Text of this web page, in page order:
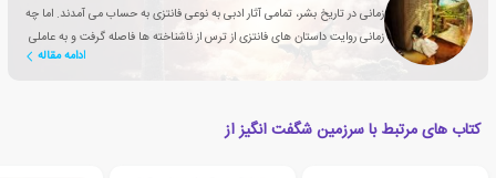
زمانی در تاریخ بشر، تمامی آثار ادبی به نوعی فانتزی به حساب می آمدند. اما چه
زمانی روایت داستان های فانتزی از ترس از ناشناخته ها فاصله گرفت و به عاملی
ادامه مقاله
کتاب های مرتبط با سرزمین شگفت انگیز از